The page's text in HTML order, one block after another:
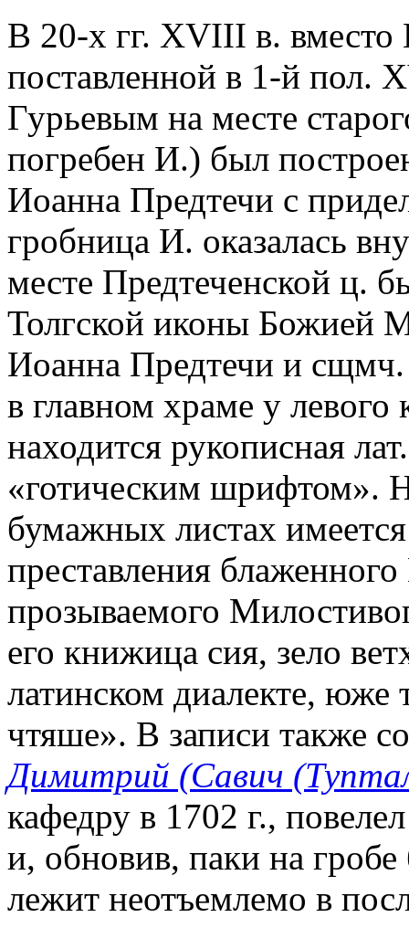
В 20-х гг. XVIII в. вместо
поставленной в 1-й пол.
Гурьевым на месте
погребен И.) был
Иоанна Предтечи с
гробница И. оказалась
месте Предтеченской ц.
Толгской иконы Божией
Иоанна Предтечи и сщмч.
в главном храме у левого
находится рукописная
«готическим шрифтом».
бумажных листах
преставления
прозываемого
его книжица сия, зело
латинском диалекте, юже
чтяше». В записи также
Димитрий (Савич
кафедру в 1702 г.,
и, обновив, паки на
лежит неотъемлемо в